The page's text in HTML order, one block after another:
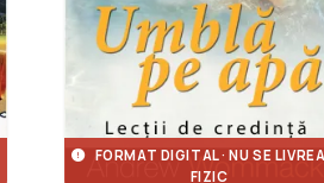
FORMAT DIGITAL · NU SE
FIZIC